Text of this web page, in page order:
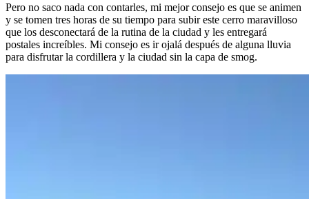
Pero no saco nada con contarles, mi mejor consejo es que se animen
y se tomen tres horas de su tiempo para subir este cerro maravilloso
que los desconectará de la rutina de la ciudad y les entregará
postales increíbles. Mi consejo es ir ojalá después de alguna lluvia
para disfrutar la cordillera y la ciudad sin la capa de smog.